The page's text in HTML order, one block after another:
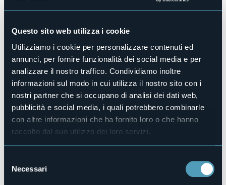
Questo sito web utilizza i cookie
Utilizziamo i cookie per personalizzare contenuti ed
annunci, per fornire funzionalità dei social media e per
analizzare il nostro traffico. Condividiamo inoltre
informazioni sul modo in cui utilizza il nostro sito con i
nostri partner che si occupano di analisi dei dati web,
pubblicità e social media, i quali potrebbero combinarle
con altre informazioni che ha fornito loro o che hanno
raccolto dal suo utilizzo dei loro servizi.
delNecessari
l'Arrivo della
concorsi fotografici collegati a “Omegna si fa bella!”. A
seguire, prima dell’inizio della grande tombolata sotto il
municipio, la Città di Omegna consegnerà un
riconoscimento a ricordo dell’indimenticabile Babbo Natale,
Claudio Mazzari, scomparso poche settimane fa.
Come attività collaterale, per tutto il pomeriggio presso la
Ludoteca del Parco Della Fantasia Gianni Rodari, dalle 14:30
alle 18:00 ci sarà aperta la bottega della Befana, un
laboratorio creativo dedicato ai bambini dai 3 anni in su.
Organizzatore
Luogo dell'evento
Largo Cobianchi